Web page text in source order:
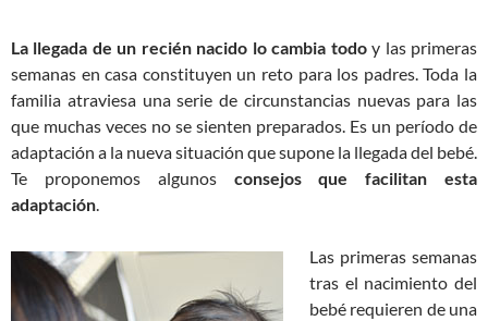
La llegada de un recién nacido lo cambia todoy las primeras
semanas en casa constituyen un reto para los padres. Toda la
familia atraviesa una serie de circunstancias nuevas para las
que muchas veces no se sienten preparados. Es un período de
adaptación a la nueva situación que supone la llegada del bebé.
Te proponemos algunos consejos que facilitan esta
adaptación.
Las primeras semanas
tras el nacimiento del
bebé requieren de una